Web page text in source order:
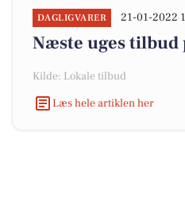
DAGLIGVARER 21-01-2022
Næste uges tilbud
Kilde: Lokale tilbud
Læs hele artiklen her